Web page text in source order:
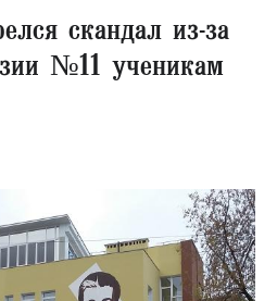
скандал из-за
№11 ученикам